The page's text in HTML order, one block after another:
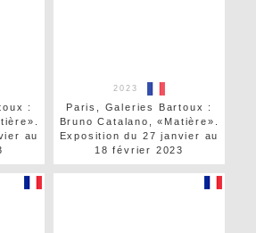
:
au
2023
Paris, Galeries Bartoux :
Bruno Catalano, «Matière».
Exposition du 27 janvier au
18 février 2023